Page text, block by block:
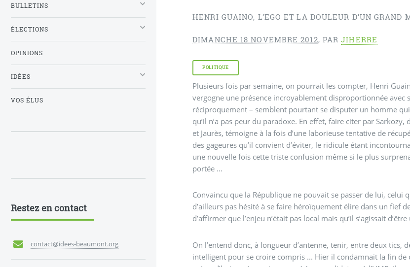
HENRI GUAINO, L’EGO ET LA DOULEUR D’UN GRAND
DIMANCHE 18 NOVEMBRE 2012, PARJIHERRE
POLITIQUE
Plusieurs fois par semaine, on pourrait les compter, Henri
vergogne une présence incroyablement disproportionnée
réciproquement – semblent pourtant se disputer un homme
qu’il n’a pas peur du paradoxe. En effet, faire citer par
et Jaurès, témoigne à la fois d’une laborieuse tentative de
des gageures qu’il convient d’éviter, le ridicule étant
une nouvelle fois cette triste confusion même si le plus
portée ...
Convaincu que la République ne pouvait se passer de lui, celui
d’ailleurs pas hésité à se faire héroïquement élire dans un fief
d’affirmer que l’enjeu n’était pas local mais qu’il s’agissait
On l’entend donc, à longueur d’antenne, tenir, entre deux tics,
intelligent pour se croire compris ... Hier il condamnait la fin de
BULLETINS
ÉLECTIONS
OPINIONS
IDÉES
VOS ÉLUS
Restez en contact
contact@idees-beaumont.org